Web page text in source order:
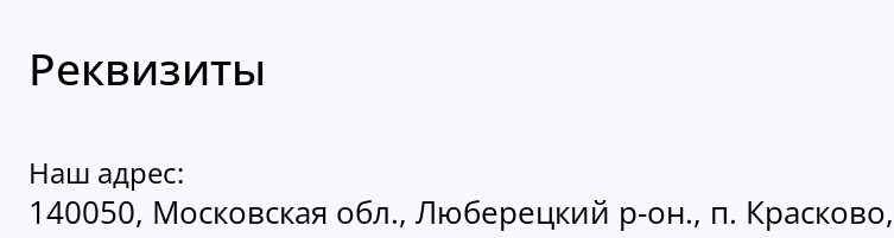
Реквизиты
Наш адрес:
140050, Московская обл., Люберецкий р-он., п.